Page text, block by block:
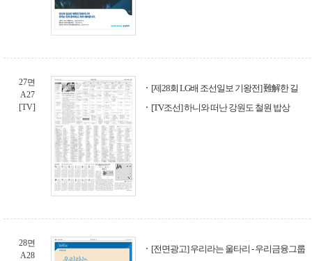
27면
A27
[TV]
[제28회 LG배 조선일보 기왕전] 難解한 길
[TV조선] 하니와 떠난 강원도 철원 밥상
28면
A28
[전면광고] 우리라는 울타리 - 우리금융그룹